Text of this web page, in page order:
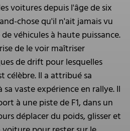
voitures depuis l'âge de six
chose qu'il n'ait jamais vu
véhicules à haute puissance.
de le voir maîtriser
de drift pour lesquelles
célèbre. Il a attribué sa
vaste expérience en rallye. Il
à une piste de F1, dans un
déplacer du poids, glisser et